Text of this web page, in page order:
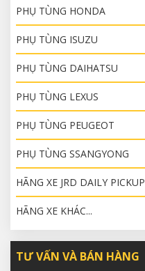
PHỤ TÙNG HONDA
PHỤ TÙNG ISUZU
PHỤ TÙNG DAIHATSU
PHỤ TÙNG LEXUS
PHỤ TÙNG PEUGEOT
PHỤ TÙNG SSANGYONG
HÃNG XE JRD DAILY PICKUP
HÃNG XE KHÁC...
TƯ VẤN VÀ BÁN HÀNG